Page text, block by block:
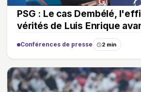
PSG : Le cas Dembélé,
vérités de Luis Enrique
Conférences de presse 2 min